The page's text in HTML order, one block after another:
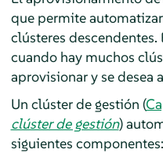
que permite
clústeres
cuando hay muchos
aprovisionar y se desea
Un clúster de gestión (
clúster de gestión)
siguientes componentes: